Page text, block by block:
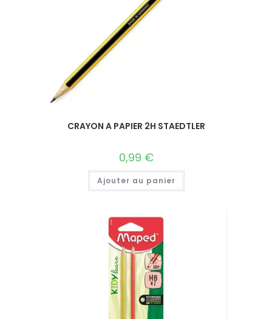
CRAYON A PAPIER 2H STAEDTLER
0,99 €
Ajouter au panier